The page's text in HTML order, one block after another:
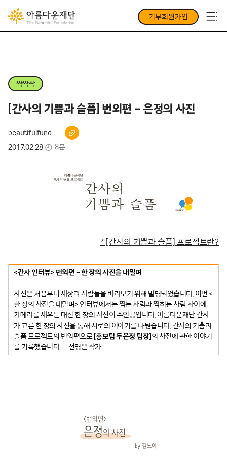
기부회원가입
싹싹싹
[간사의 기쁨과 슬픔] 번외편 – 은정의 사진
beautifulfund
2017.02.28
8분
* [간사의 기쁨과 슬픔] 프로젝트란?
<간사 인터뷰> 번외편 – 한 장의 사진을 내밀며
사진은 처음부터 세상과 사람들을 바라보기 위해 발명되었습니다. 이번 <
한 장의 사진을 내밀며> 인터뷰에서는 찍는 사람과 찍히는 사람 사이에
카메라를 세우는 대신 한 장의 사진이 주인공입니다. 아름다운재단 간사
가 고른 한 장의 사진을 통해 서로의 이야기를 나눴습니다. 간사의 기쁨과
슬픔 프로젝트의 번외편으로[홍보팀 두은정 팀장]의 사진에 관한 이야기
를 기록했습니다. – 전명은 작가